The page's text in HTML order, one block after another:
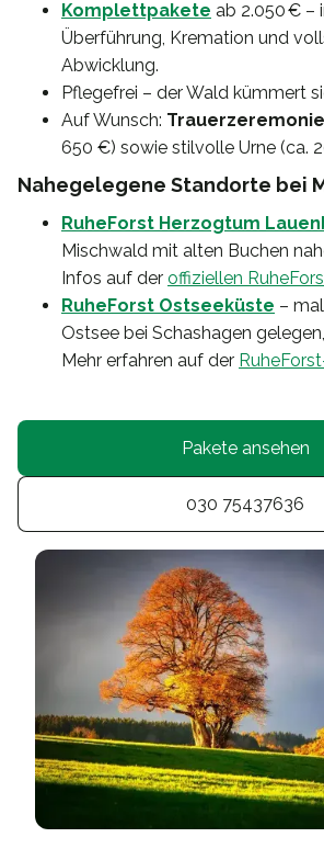
Komplettpakete ab 2.050 € –
Überführung, Kremation und
Abwicklung.
Pflegefrei – der Wald kümmert
Auf Wunsch:
650 €) sowie stilvolle Urne (ca.
Nahegelegene Standorte bei
RuheForst Herzogtum
Mischwald mit alten Buchen
Infos auf der offiziellen
RuheForst Ostseeküste –
Ostsee bei Schashagen
Mehr erfahren auf der
Pakete ansehen
030 75437636